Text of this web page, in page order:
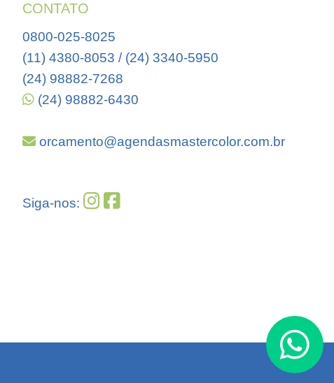
CONTATO
0800-025-8025
(11) 4380-8053 / (24) 3340-5950
(24) 98882-7268
(24) 98882-6430
orcamento@agendasmastercolor.com.br
Siga-nos: